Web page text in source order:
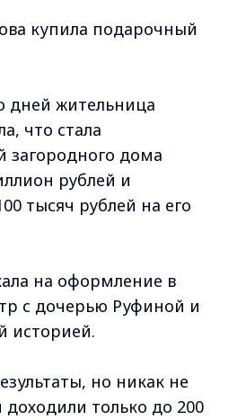
купила подарочный
дней жительница
что стала
загородного дома
рублей и
тысяч рублей на его
на оформление в
с дочерью Руфиной и
историей.
но никак не
только до 200